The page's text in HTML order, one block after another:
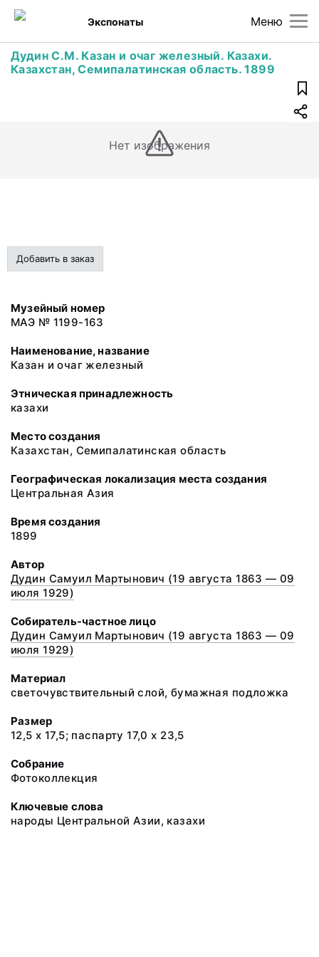
Меню
Экспонаты
Дудин С.М. Казан и очаг железный. Казахи.
Казахстан, Семипалатинская область. 1899
Нет изображения
Добавить в заказ
Музейный номер
МАЭ № 1199-163
Наименование, название
Казан и очаг железный
Этническая принадлежность
казахи
Место создания
Казахстан, Семипалатинская область
Географическая локализация места создания
Центральная Азия
Время создания
1899
Автор
Дудин Самуил Мартынович (19 августа 1863 — 09
июля 1929)
Собиратель-частное лицо
Дудин Самуил Мартынович (19 августа 1863 — 09
июля 1929)
Материал
светочувствительный слой, бумажная подложка
Размер
12,5 х 17,5; паспарту 17,0 х 23,5
Собрание
Фотоколлекция
Ключевые слова
народы Центральной Азии, казахи